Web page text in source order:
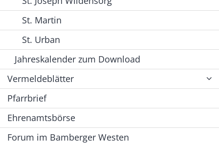
St. Martin
St. Urban
Jahreskalender zum Download
Vermeldeblätter
Pfarrbrief
Ehrenamtsbörse
Forum im Bamberger Westen